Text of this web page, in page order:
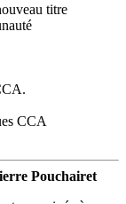
titre
CCA
Pouchairet